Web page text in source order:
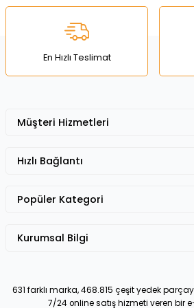
Ürün fiyatı diğer sitelerden daha pahalı.
Bu ürüne benzer farklı alternatifler
En Hızlı Teslimat
631 farklı marka, 468.815 çeşit yedek
7/24 online satış hizmeti veren bir
Müşteri Hizmetleri
Hızlı Bağlantı
Popüler Kategori
Kurumsal Bilgi